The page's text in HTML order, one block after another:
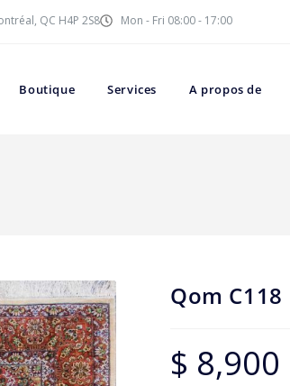
QC H4P 2S8 Mon - Fri 08:00 - 17:00
Boutique Services A propos de
Qom C118
$ 8,900